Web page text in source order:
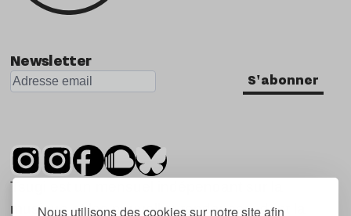
Nous utilisons des cookies sur notre site afin
Newsletter
S'abonner
Tsugi est un mensuel indépendant sur la
musique et les nouvelles tendances, dont la